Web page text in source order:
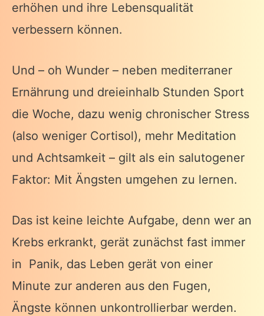
erhöhen und ihre Lebensqualität
verbessern können.
Und – oh Wunder – neben mediterraner
Ernährung und dreieinhalb Stunden Sport
die Woche, dazu wenig chronischer Stress
(also weniger Cortisol), mehr Meditation
und Achtsamkeit – gilt als ein salutogener
Faktor: Mit Ängsten umgehen zu lernen.
Das ist keine leichte Aufgabe, denn wer an
Krebs erkrankt, gerät zunächst fast immer
in Panik, das Leben gerät von einer
Minute zur anderen aus den Fugen,
Ängste können unkontrollierbar werden.